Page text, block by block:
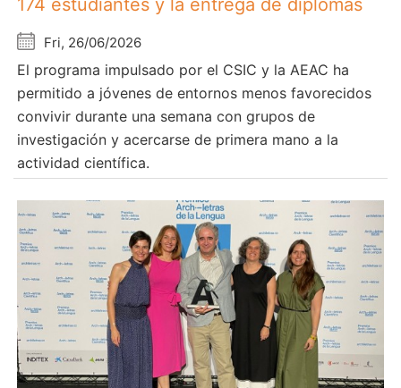
174 estudiantes y la entrega de diplomas
Fri, 26/06/2026
El programa impulsado por el CSIC y la AEAC ha
permitido a jóvenes de entornos menos favorecidos
convivir durante una semana con grupos de
investigación y acercarse de primera mano a la
actividad científica.